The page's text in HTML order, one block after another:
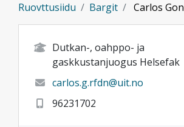
Ruovttusiidu Bargit Carlos
Dutkan-, oahppo- ja
gaskkustanjuogus Helsefak
carlos.g.rfdn@uit.no
96231702